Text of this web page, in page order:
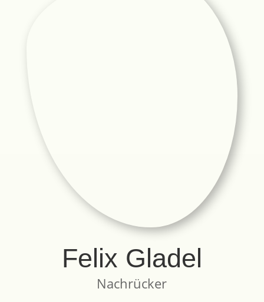
Felix Gladel
Nachrücker